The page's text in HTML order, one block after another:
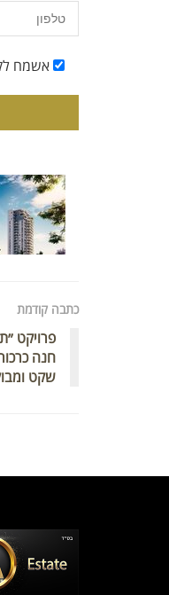
אשמח
כתבה קודמת
פרויקט
חנה
שקט